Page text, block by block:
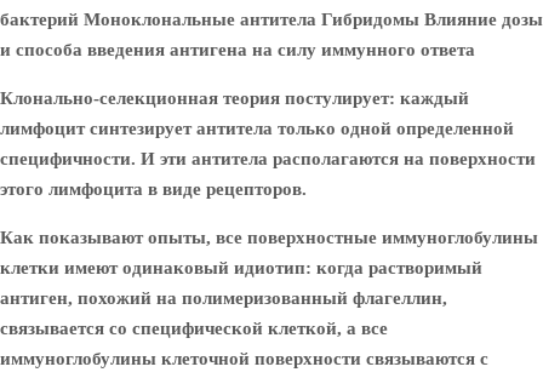
бактерий Моноклональные антитела Гибридомы Влияние дозы
и способа введения антигена на силу иммунного ответа
Клонально-селекционная теория постулирует: каждый
лимфоцит синтезирует антитела только одной определенной
специфичности. И эти антитела располагаются на поверхности
этого лимфоцита в виде рецепторов.
Как показывают опыты, все поверхностные иммуноглобулины
клетки имеют одинаковый идиотип: когда растворимый
антиген, похожий на полимеризованный флагеллин,
связывается со специфической клеткой, а все
иммуноглобулины клеточной поверхности связываются с